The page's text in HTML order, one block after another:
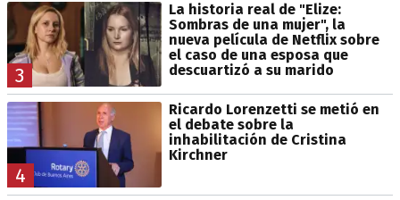
3
La historia real de "Elize:
Sombras de una mujer", la
nueva película de Netflix sobre
el caso de una esposa que
descuartizó a su marido
4
Ricardo Lorenzetti se metió en
el debate sobre la
inhabilitación de Cristina
Kirchner